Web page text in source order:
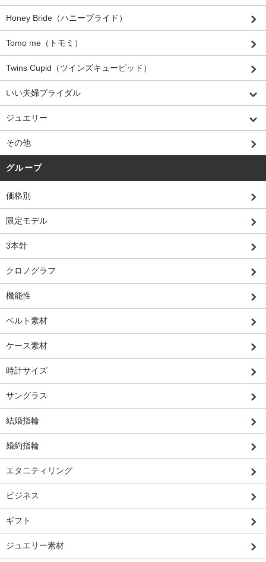
Honey Bride（ハニーブライド）
Tomo me（トモミ）
Twins Cupid（ツインズキューピッド）
いい夫婦ブライダル
ジュエリー
その他
グループ
価格別
限定モデル
3本針
クロノグラフ
機能性
ベルト素材
ケース素材
時計サイズ
サングラス
結婚指輪
婚約指輪
エタニティリング
ビジネス
ギフト
ジュエリー素材